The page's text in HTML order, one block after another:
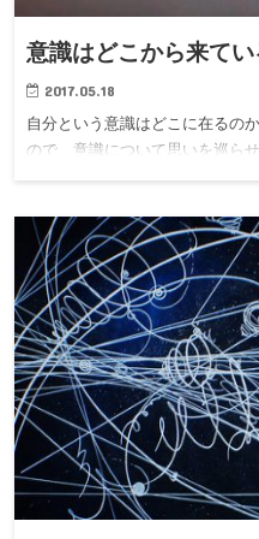
意識はどこから来て
2017.05.18
自分という意識はどこに在るの
ので、意識について思いを巡ら